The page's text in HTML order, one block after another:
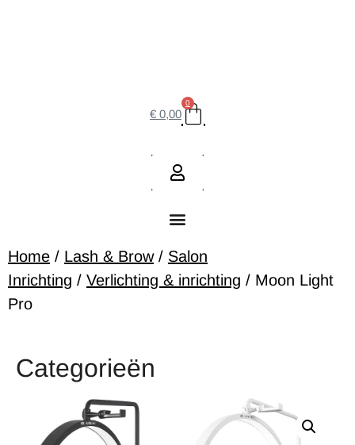
€ 0,00
0
Home / Lash & Brow/ Salon
Inrichting / Verlichting & inrichting / Moon Light
Pro
Categorieën